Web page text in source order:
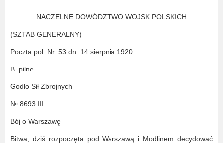
NACZELNE DOWÓDZTWO WOJSK POLSKICH
(SZTAB GENERALNY)
Poczta pol. Nr. 53 dn. 14 sierpnia 1920
B. pilne
Godło Sił Zbrojnych
№ 8693 III
Bój o Warszawę
Bitwa, dziś rozpoczęta pod Warszawą i Modlinem decydować